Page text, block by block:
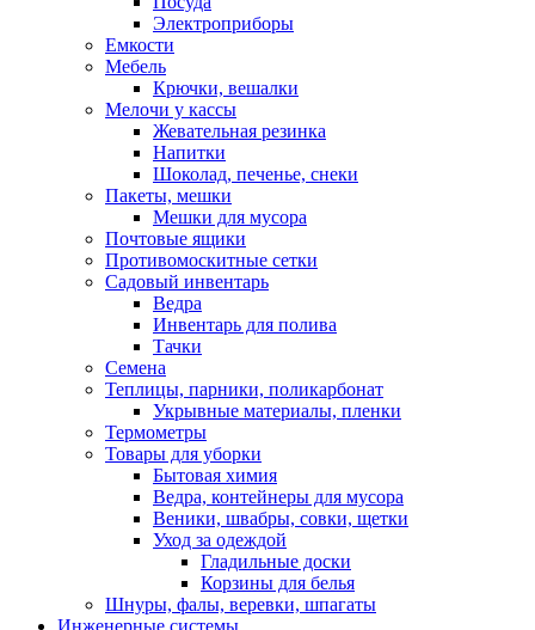
Электроприборы
Емкости
Мебель
Крючки, вешалки
Мелочи у кассы
Жевательная резинка
Напитки
Шоколад, печенье, снеки
Пакеты, мешки
Мешки для мусора
Почтовые ящики
Противомоскитные сетки
Садовый инвентарь
Ведра
Инвентарь для полива
Тачки
Семена
Теплицы, парники, поликарбонат
Укрывные материалы, пленки
Термометры
Товары для уборки
Бытовая химия
Ведра, контейнеры для мусора
Веники, швабры, совки, щетки
Уход за одеждой
Гладильные доски
Корзины для белья
Шнуры, фалы, веревки, шпагаты
Инженерные системы